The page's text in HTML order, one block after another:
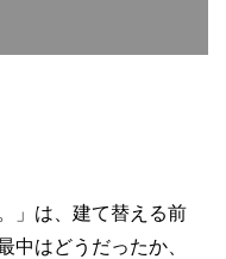
」は、建て替える前
中はどうだったか、